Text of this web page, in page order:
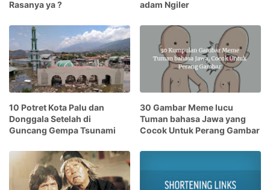
Rasanya ya ?
adam Ngiler
10 Potret Kota Palu dan
Donggala Setelah di
Guncang Gempa Tsunami
30 Gambar Meme lucu
Tuman bahasa Jawa yang
Cocok Untuk Perang Gambar